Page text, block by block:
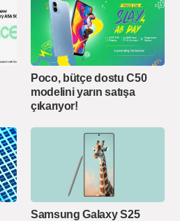
Poco, bütçe dostu C50
modelini yarın satışa
çıkarıyor!
Samsung Galaxy S25